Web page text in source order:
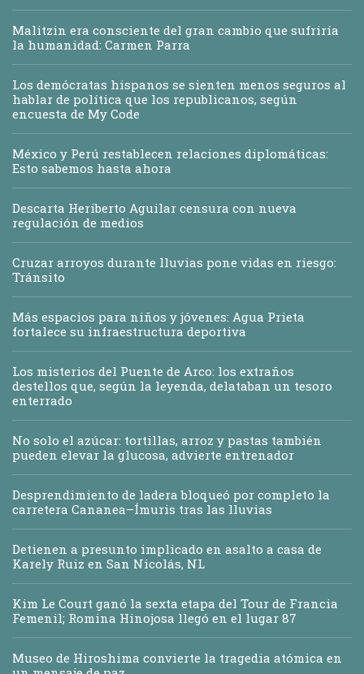
Malitzin era consciente del gran cambio que sufriría
la humanidad: Carmen Parra
Los demócratas hispanos se sienten menos seguros al
hablar de política que los republicanos, según
encuesta de My Code
México y Perú restablecen relaciones diplomáticas:
Esto sabemos hasta ahora
Descarta Heriberto Aguilar censura con nueva
regulación de medios
Cruzar arroyos durante lluvias pone vidas en riesgo:
Tránsito
Más espacios para niños y jóvenes: Agua Prieta
fortalece su infraestructura deportiva
Los misterios del Puente de Arco: los extraños
destellos que, según la leyenda, delataban un tesoro
enterrado
No solo el azúcar: tortillas, arroz y pastas también
pueden elevar la glucosa, advierte entrenador
Desprendimiento de ladera bloqueó por completo la
carretera Cananea–Ímuris tras las lluvias
Detienen a presunto implicado en asalto a casa de
Karely Ruiz en San Nicolás, NL
Kim Le Court ganó la sexta etapa del Tour de Francia
Femenil; Romina Hinojosa llegó en el lugar 87
Museo de Hiroshima convierte la tragedia atómica en